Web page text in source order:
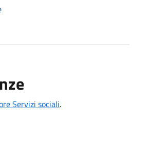
Servizi sociali.